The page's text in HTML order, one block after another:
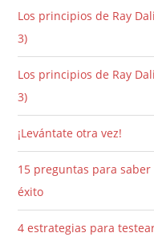
Los principios de Ray
3)
Los principios de Ray
3)
¡Levántate otra vez!
15 preguntas para
éxito
4 estrategias para